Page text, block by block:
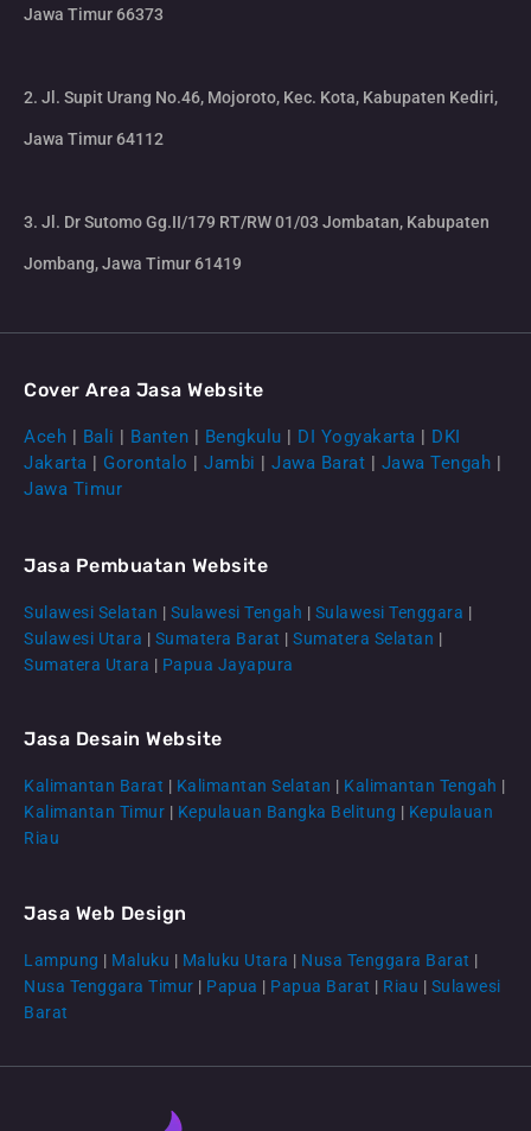
CS Lenteraweb
Jawa Timur 66373
2. Jl. Supit Urang No.46, Mojoroto, Kec. Kota, Kabupaten Kediri,
Jawa Timur 64112
3. Jl. Dr Sutomo Gg.II/179 RT/RW 01/03 Jombatan, Kabupaten
Jombang, Jawa Timur 61419
Cover Area Jasa Website
Aceh | Bali | Banten | Bengkulu | DI Yogyakarta | DKI
Jakarta | Gorontalo | Jambi | Jawa Barat | Jawa Tengah |
Jawa Timur
Jasa Pembuatan Website
Sulawesi Selatan | Sulawesi Tengah | Sulawesi Tenggara |
Sulawesi Utara | Sumatera Barat | Sumatera Selatan |
Sumatera Utara | Papua Jayapura
Jasa Desain Website
Kalimantan Barat | Kalimantan Selatan | Kalimantan Tengah |
Kalimantan Timur | Kepulauan Bangka Belitung | Kepulauan
Riau
Jasa Web Design
Lampung | Maluku | Maluku Utara | Nusa Tenggara Barat |
Nusa Tenggara Timur | Papua | Papua Barat | Riau | Sulawesi
Barat